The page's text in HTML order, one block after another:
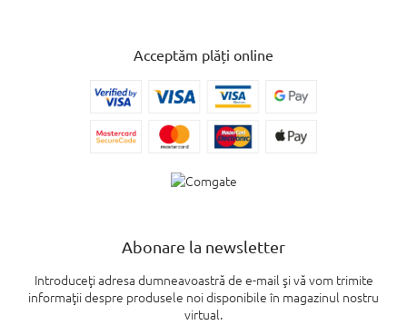
Acceptăm plăți online
Abonare la newsletter
Introduceţi adresa dumneavoastră de e-mail şi vă vom trimite
informaţii despre produsele noi disponibile în magazinul nostru
virtual.